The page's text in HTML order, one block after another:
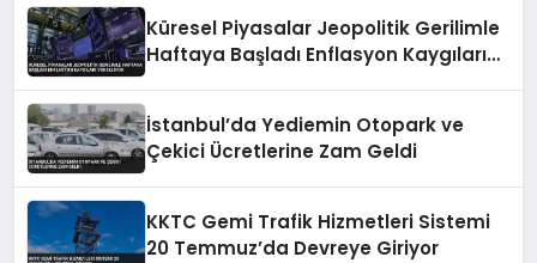
Küresel Piyasalar Jeopolitik Gerilimle
Haftaya Başladı Enflasyon Kaygıları
İstanbul’da Yediemin Otopark ve
Çekici Ücretlerine Zam Geldi
KKTC Gemi Trafik Hizmetleri Sistemi
20 Temmuz’da Devreye Giriyor